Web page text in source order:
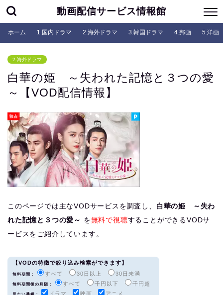
動画配信サービス情報館
ホーム 1.国内ドラマ 2.海外ドラマ 3.韓国ドラマ 4.邦画 5.洋画
2.海外ドラマ
白華の姫 ～失われた記憶と３つの愛
～【VOD配信情報】
このページでは主なVODサービスを調査し、 白華の姫 ～失わ
れた記憶と３つの愛～ を無料で視聴することができるVODサ
ービスをご紹介しています。
【VODの特徴で絞り込み検索ができます】
無料期間： すべて 30日以上 30日未満
無料期間後の月額： すべて 千円以下 千円超
ドラマ 映画 アニメ